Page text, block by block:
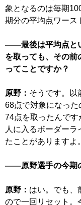
象となるのは毎期
期分の平均点ワース
――最後は平均点と
を取っても、その前
ってことですか？
原野： そうです。以
68点で対象になっ
74点を取ったんで
人に入るボーダーラ
たことがありますよ。
――原野選手の今期
原野： はい。でも、
ので一回リセット。